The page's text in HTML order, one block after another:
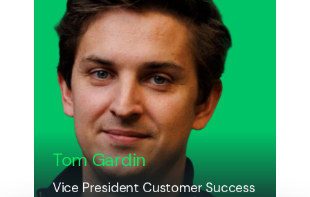
Tom Gardin
Vice President Customer Success